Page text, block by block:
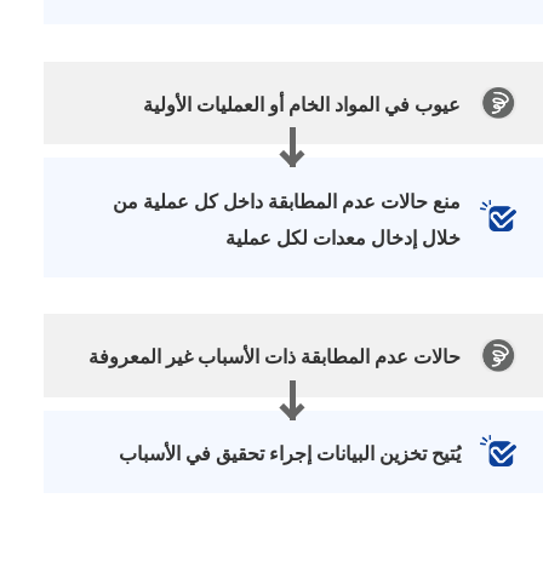
عيوب في المواد الخام أو العمليات الأولية
منع حالات عدم المطابقة داخل كل عملية من
خلال إدخال معدات لكل عملية
حالات عدم المطابقة ذات الأسباب غير المعروفة
يُتيح تخزين البيانات إجراء تحقيق في الأسباب